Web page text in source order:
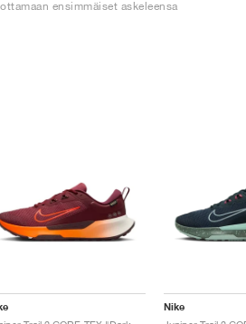
ensimmäiset askeleensa
Nike